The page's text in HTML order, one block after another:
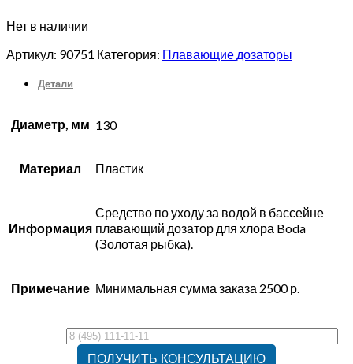
Нет в наличии
Артикул: 90751 Категория: Плавающие дозаторы
Детали
Диаметр, мм 130
Материал Пластик
Информация
Средство по уходу за водой в бассейне
плавающий дозатор для хлора Boda
(Золотая рыбка).
Примечание Минимальная сумма заказа 2500 р.